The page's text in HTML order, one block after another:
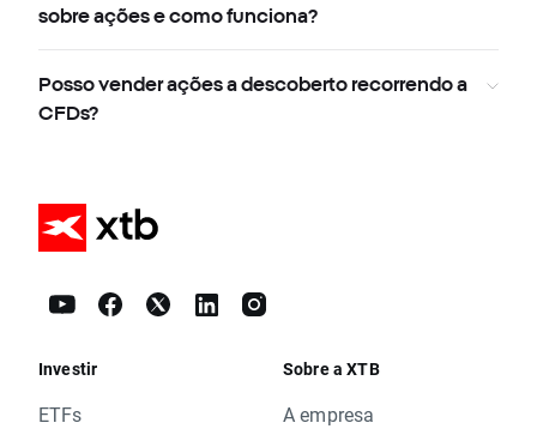
sobre ações e como funciona?
Posso vender ações a descoberto recorrendo a
CFDs?
Investir
ETFs
Sobre a XTB
A empresa